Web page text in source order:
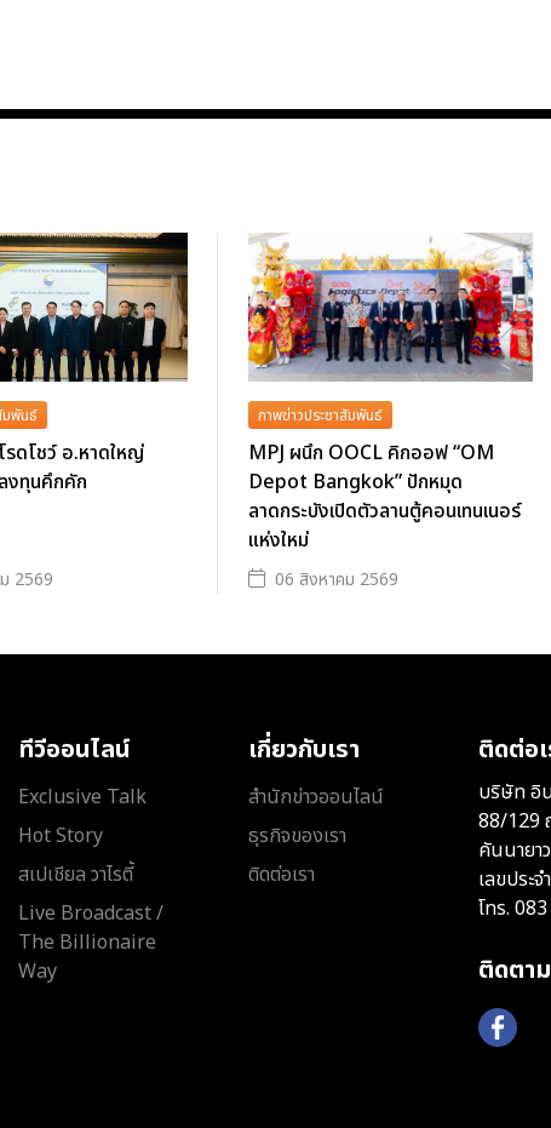
มพันธ์
รดโชว์ อ.หาดใหญ่
งทุนคึกคัก
2569
ภาพข่าวประชาสัมพันธ์
MPJ ผนึก OOCL คิกออฟ “OM
Depot Bangkok” ปักหมุด
ลาดกระบังเปิดตัวลานตู้คอนเทนเนอร์
แห่งใหม่
06 สิงหาคม 2569
ทีวีออนไลน์
Exclusive Talk
Hot Story
สเปเชียล วาไรตี้
Live Broadcast /
The Billionaire
Way
เกี่ยวกับเรา
สำนักข่าวออนไลน์
ธุรกิจของเรา
ติดต่อเรา
ติดต่อ
บริษัท อิ
88/129
คันนายา
เลขประ
โทร.
ติดตาม